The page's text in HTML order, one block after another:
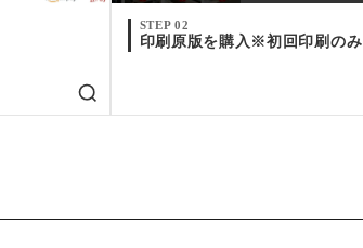
STEP 02
印刷原版を購入※初回印刷のみ